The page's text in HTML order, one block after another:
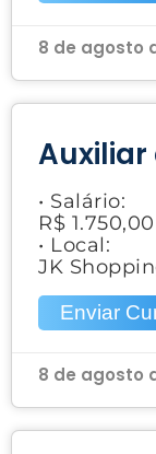
8 de agosto
Auxiliar
• Salário:
R$ 1.750,00
• Local:
JK
Enviar
8 de agosto